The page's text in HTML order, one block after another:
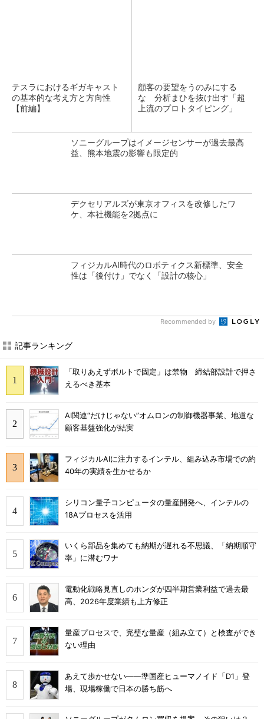
テスラにおけるギガキャスト
の基本的な考え方と方向性
【前編】
顧客の要望をうのみにする
な 分析まひを抜け出す「超
上流のプロトタイピング」
ソニーグループはイメージセンサーが過去最高
益、熊本地震の影響も限定的
デクセリアルズが東京オフィスを改修したワ
ケ、本社機能を2拠点に
フィジカルAI時代のロボティクス新標準、安全
性は「後付け」でなく「設計の核心」
Recommended by
記事ランキング
「取りあえずボルトで固定」は禁物 締結部設計で押さ
えるべき基本
AI関連“だけじゃない”オムロンの制御機器事業、地道な
顧客基盤強化が結実
フィジカルAIに注力するインテル、組み込み市場での約
40年の実績を生かせるか
シリコン量子コンピュータの量産開発へ、インテルの
18Aプロセスを活用
いくら部品を集めても納期が遅れる不思議、「納期順守
率」に潜むワナ
電動化戦略見直しのホンダが四半期営業利益で過去最
高、2026年度業績も上方修正
量産プロセスで、完璧な量産（組み立て）と検査ができ
ない理由
あえて歩かせない――準国産ヒューマノイド「D1」登
場、現場稼働で日本の勝ち筋へ